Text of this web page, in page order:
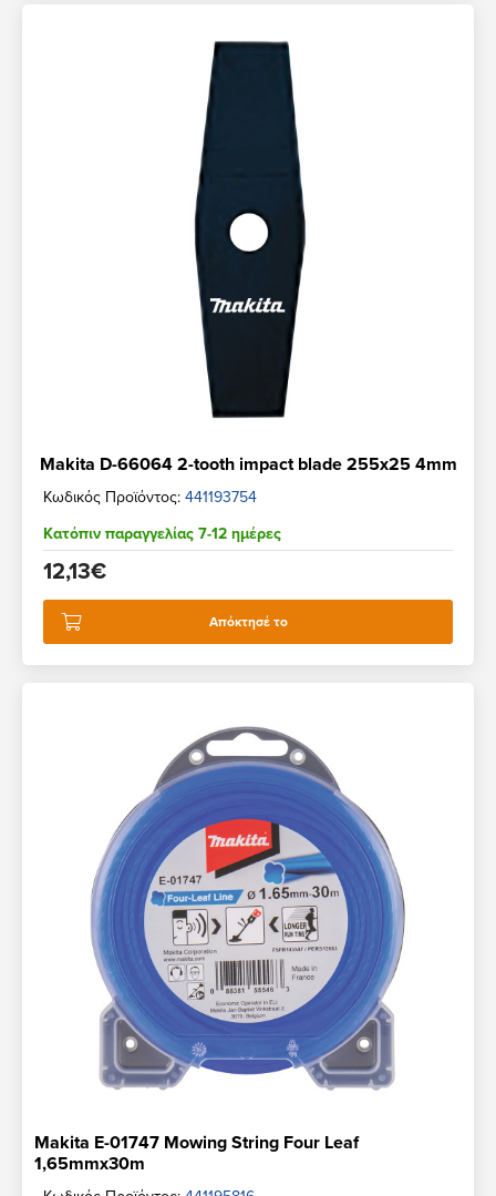
Makita D-66064 2-tooth impact blade 255x25 4mm
Κωδικός Προϊόντος: 441193754
Κατόπιν παραγγελίας 7-12 ημέρες
12,13€
Απόκτησέ το
Makita E-01747 Mowing String Four Leaf
1,65mmx30m